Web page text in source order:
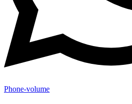
Phone-volume